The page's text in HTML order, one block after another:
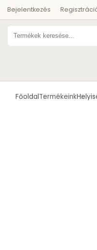
Bejelentkezés
FőoldalTermékeink